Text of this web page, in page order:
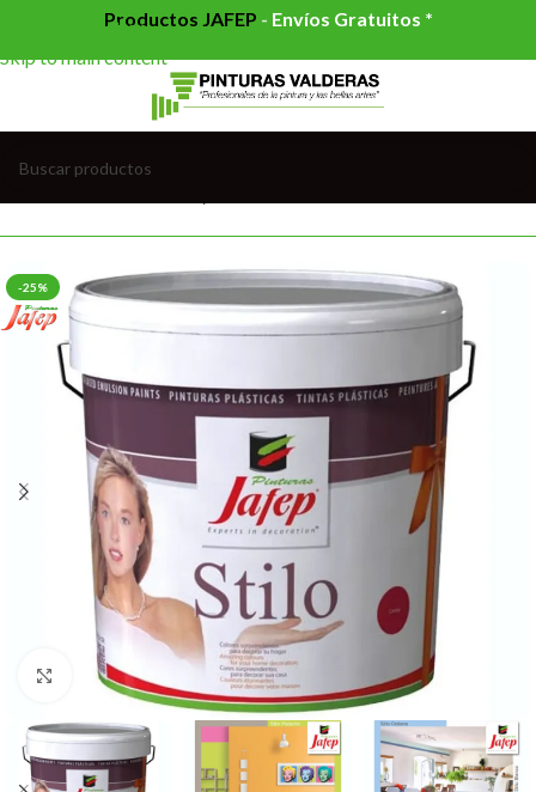
Skip to navigation
Skip to main content
Productos JAFEP - Envíos Gratuitos *
-25%
Clic para ampliar